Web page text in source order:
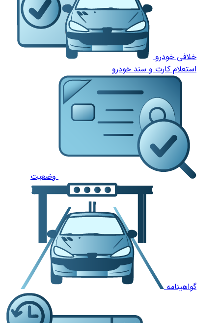
خلافی خودرو
استعلام کارت و سند خودرو
وضعیت
گواهینامه